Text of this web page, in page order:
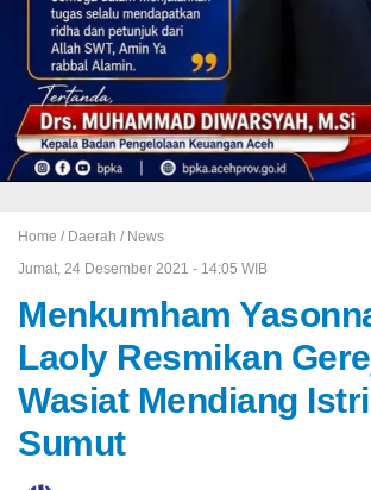
Home / Daerah / News
Jumat, 24 Desember 2021 - 14:05 WIB
Menkumham
Laoly Resmikan
Wasiat Mendiang
Sumut